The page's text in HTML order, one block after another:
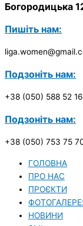
Богородицька
Пишіть нам:
Подзоніть нам:
+38 (050) 588 52 16
Подзоніть нам:
+38 (050) 753 75
ГОЛОВНА
ПРО НАС
ПРОЄКТИ
НОВИНИ